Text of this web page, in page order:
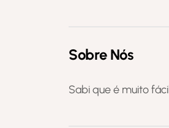
Sobre Nós
Sabi que é muito